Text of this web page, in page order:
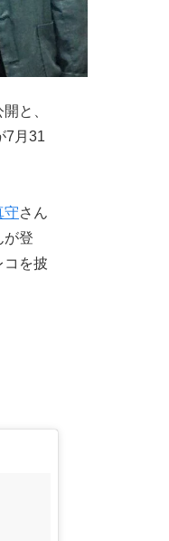
と、
7月31
守さん
が登
コを披